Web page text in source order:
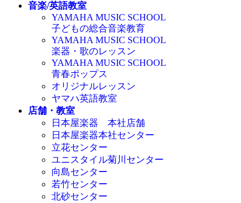
音楽/英語教室
YAMAHA MUSIC SCHOOL
子どもの総合音楽教育
YAMAHA MUSIC SCHOOL
楽器・歌のレッスン
YAMAHA MUSIC SCHOOL
青春ポップス
オリジナルレッスン
ヤマハ英語教室
店舗・教室
日本屋楽器 本社店舗
日本屋楽器本社センター
立花センター
ユニスタイル菊川センター
向島センター
若竹センター
北砂センター